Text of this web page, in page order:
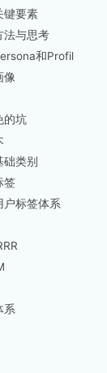
键要素
法与思考
和Profil
像
的坑
础类别
签
户标签体系
系